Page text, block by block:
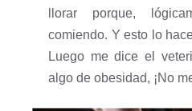
llorar porque,
comiendo. Y esto lo
Luego me dice el
algo de obesidad, ¡No